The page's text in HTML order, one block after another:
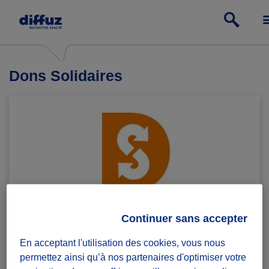
Dons Solidaires
Dons Solidaires collecte des produits neufs de
première nécessité et de consommation courante, non
alimentaires, pour les redistribuer à plus de 1000
associations caritatives partout en France qui
accompagnent des personnes en difficulté. En 2023,
En acceptant l'utilisation des cookies, vous nous
permettez ainsi qu’à nos partenaires d'optimiser votre
Continuer sans accepter